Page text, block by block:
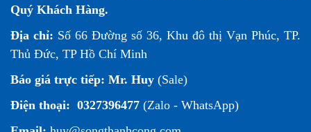
Quý Khách Hàng.
Địa chỉ: Số 66 Đường số 36, Khu đô thị Vạn Phúc, TP.
Thủ Đức, TP Hồ Chí Minh
Báo giá trực tiếp: Mr. Huy (Sale)
Điện thoại: 0327396477 (Zalo - WhatsApp)